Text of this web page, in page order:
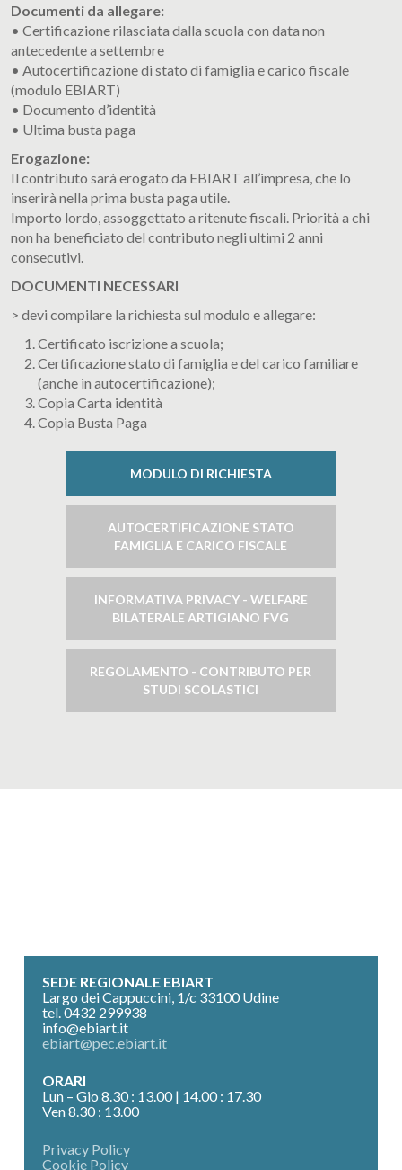
Documenti da allegare:
• Certificazione rilasciata dalla scuola con data non
antecedente a settembre
• Autocertificazione di stato di famiglia e carico fiscale
(modulo EBIART)
• Documento d’identità
• Ultima busta paga
Erogazione:
Il contributo sarà erogato da EBIART all’impresa, che lo
inserirà nella prima busta paga utile.
Importo lordo, assoggettato a ritenute fiscali. Priorità a chi
non ha beneficiato del contributo negli ultimi 2 anni
consecutivi.
DOCUMENTI NECESSARI
> devi compilare la richiesta sul modulo e allegare:
Certificato iscrizione a scuola;
Certificazione stato di famiglia e del carico familiare
(anche in autocertificazione);
Copia Carta identità
Copia Busta Paga
MODULO DI RICHIESTA
AUTOCERTIFICAZIONE STATO
FAMIGLIA E CARICO FISCALE
INFORMATIVA PRIVACY - WELFARE
BILATERALE ARTIGIANO FVG
REGOLAMENTO - CONTRIBUTO PER
STUDI SCOLASTICI
SEDE REGIONALE EBIART
Largo dei Cappuccini, 1/c 33100 Udine
tel.0432 299938
info@ebiart.it
ebiart@pec.ebiart.it
ORARI
Lun – Gio 8.30 : 13.00 | 14.00 : 17.30
Ven 8.30 : 13.00
Privacy Policy
Cookie Policy